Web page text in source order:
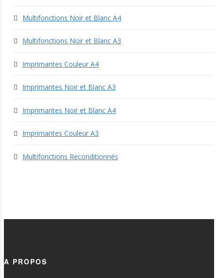
Multifonctions Noir et Blanc A4
Multifonctions Noir et Blanc A3
Imprimantes Couleur A4
Imprimantes Noir et Blanc A3
Imprimantes Noir et Blanc A4
Imprimantes Couleur A3
Multifonctions Reconditionnés
A PROPOS